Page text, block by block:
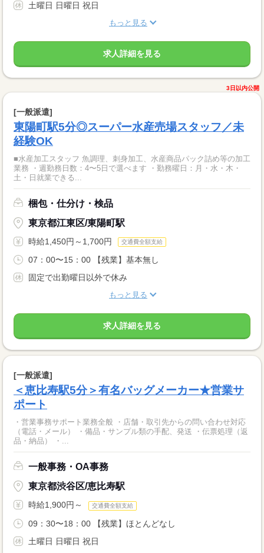
土曜日 日曜日 祝日
もっと見る
求人詳細を見る
3日以内公開
[一般派遣]
東陽町駅5分◎スーパー水産売場スタッフ／未
経験OK
■水産加工スタッフ 魚調理、刺身加工、水産商品パック詰め等の加工
業務 ・週勤務日数：4〜5日で選べます ・勤務曜日：月・水・木・
土・日就業できる...
梱包・仕分け・検品
東京都江東区/東陽町駅
時給1,450円～1,700円 交通費全額支給
07：00〜15：00 【残業】基本無し
固定で出勤曜日以外で休み
もっと見る
求人詳細を見る
[一般派遣]
＜恵比寿駅5分＞有名バッグメーカー★営業サ
ポート
・営業事務サポート業務全般 ・店舗・取引先からの問い合わせ対応
（電話・メール） ・備品・サンプル類の手配、発送 ・伝票処理（返
品・納品） ・...
一般事務・OA事務
東京都渋谷区/恵比寿駅
時給1,900円～ 交通費全額支給
09：30〜18：00 【残業】ほとんどなし
土曜日 日曜日 祝日